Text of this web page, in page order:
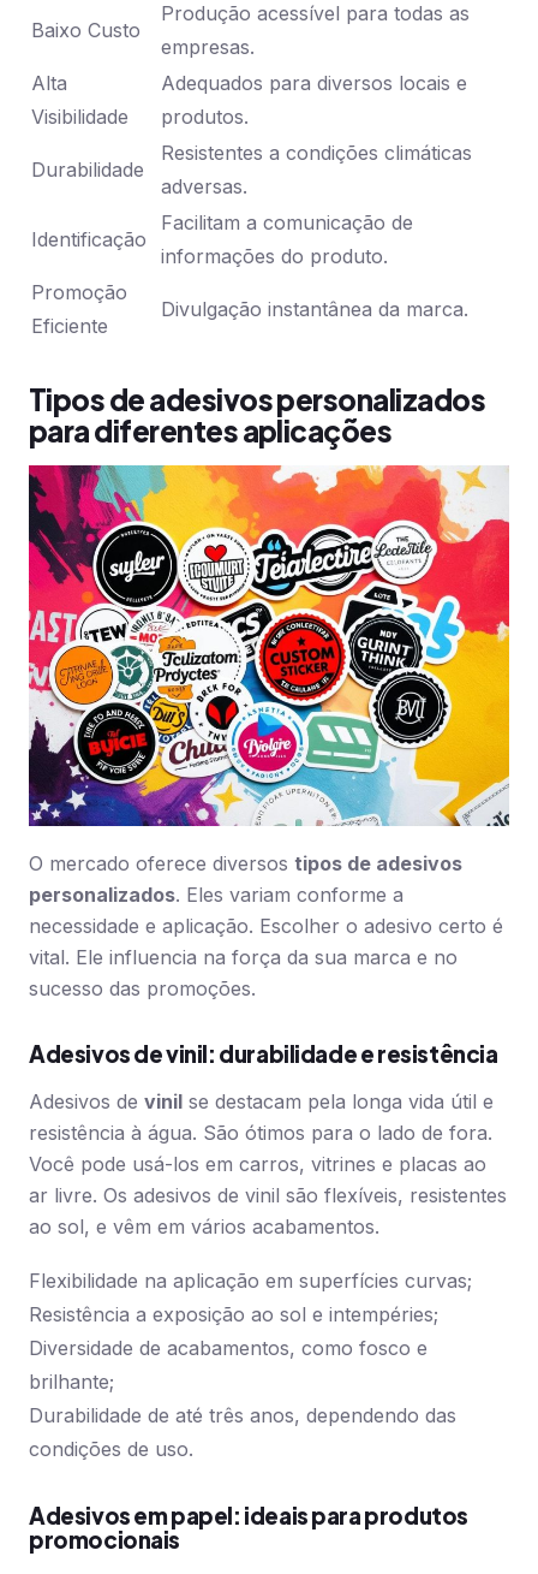
Baixo Custo
Produção acessível para todas as
empresas.
Alta
Visibilidade
Adequados para diversos locais e
produtos.
Durabilidade
Resistentes a condições climáticas
adversas.
Identificação
Facilitam a comunicação de
informações do produto.
Promoção
Eficiente
Divulgação instantânea da marca.
Tipos de adesivos personalizados
para diferentes aplicações
O mercado oferece diversos tipos de adesivos
personalizados. Eles variam conforme a
necessidade e aplicação. Escolher o adesivo certo é
vital. Ele influencia na força da sua marca e no
sucesso das promoções.
Adesivos de vinil: durabilidade e resistência
Adesivos de vinil se destacam pela longa vida útil e
resistência à água. São ótimos para o lado de fora.
Você pode usá-los em carros, vitrines e placas ao
ar livre. Os adesivos de vinil são flexíveis, resistentes
ao sol, e vêm em vários acabamentos.
Flexibilidade na aplicação em superfícies curvas;
Resistência a exposição ao sol e intempéries;
Diversidade de acabamentos, como fosco e
brilhante;
Durabilidade de até três anos, dependendo das
condições de uso.
Adesivos em papel: ideais para produtos
promocionais